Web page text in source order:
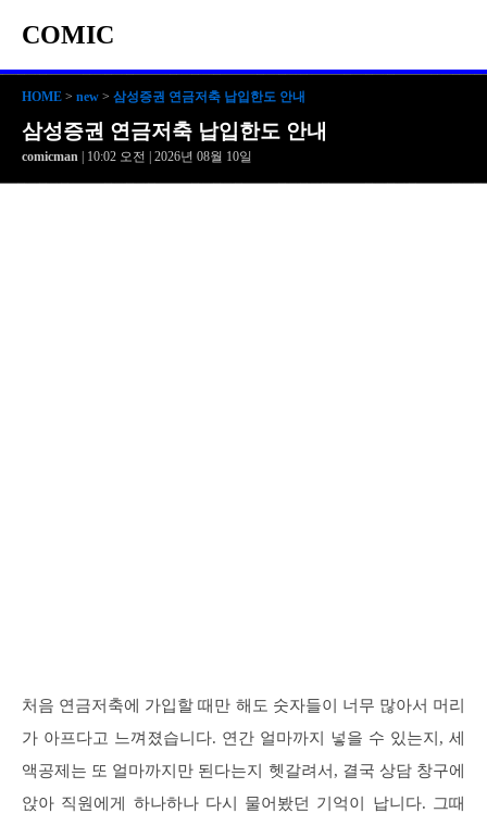
COMIC
HOME > new > 삼성증권 연금저축 납입한도 안내
삼성증권 연금저축 납입한도 안내
comicman | 10:02 오전 | 2026년 08월 10일
처음 연금저축에 가입할 때만 해도 숫자들이 너무 많아서 머리
가 아프다고 느껴졌습니다. 연간 얼마까지 넣을 수 있는지, 세
액공제는 또 얼마까지만 된다는지 헷갈려서, 결국 상담 창구에
앉아 직원에게 하나하나 다시 물어봤던 기억이 납니다. 그때